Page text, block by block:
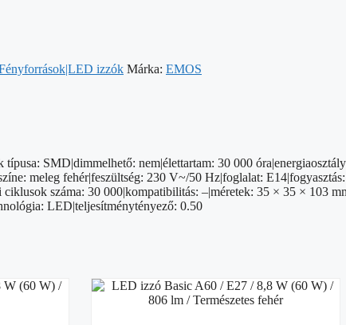
izzók Márka: EMOS
típusa: SMD|dimmelhető: nem|élettartam: 30 000
meleg fehér|feszültség: 230 V~/50 Hz|foglalat:
száma: 30 000|kompatibilitás: –|méretek: 35 × 35 × 103
LED|teljesítménytényező: 0.50